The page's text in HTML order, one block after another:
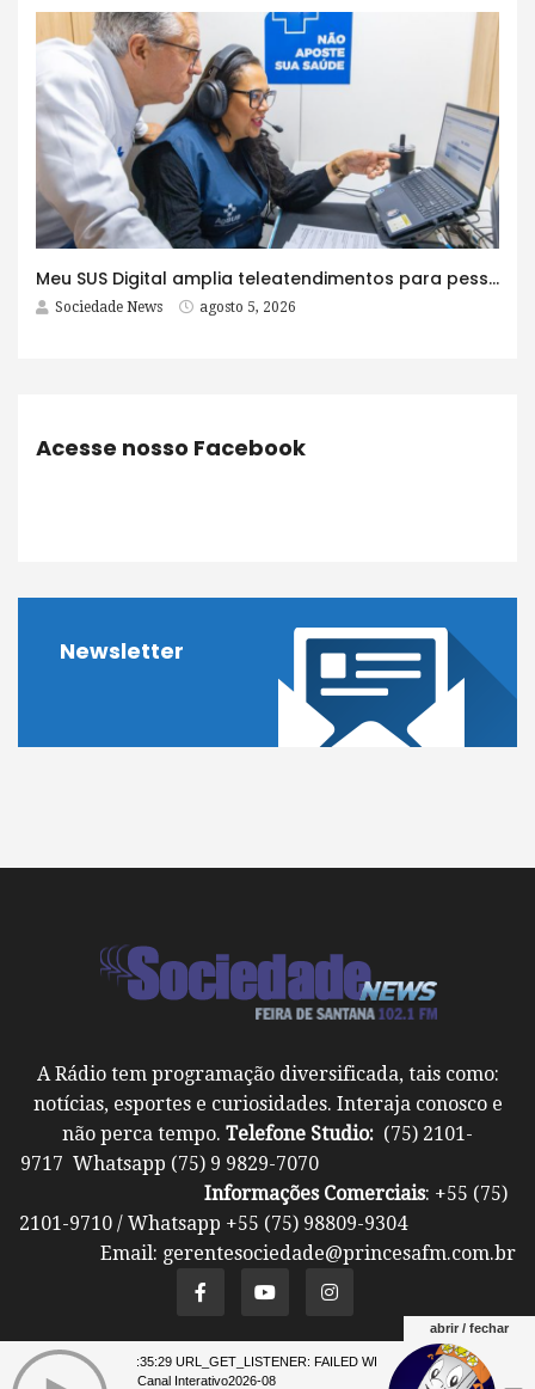
Meu SUS Digital amplia teleatendimentos para pessoas com problemas com jogos e apostas
Sociedade News agosto 5, 2026
Acesse nosso Facebook
Newsletter
A Rádio tem programação diversificada, tais como:
notícias, esportes e curiosidades. Interaja conosco e
não perca tempo. Telefone Studio: (75) 2101-
9717 Whatsapp (75) 9 9829-7070
Informações Comerciais: +55 (75)
2101-9710 / Whatsapp +55 (75) 98809-9304
Email: gerentesociedade@princesafm.com.br
Um site pertencente a Fundação Santo Antônio ©
abrir / fechar
07 23:35:29 URL_GET_LISTENER: FAILED WITH ERROR: **** 07
Canal Interativo2026-08